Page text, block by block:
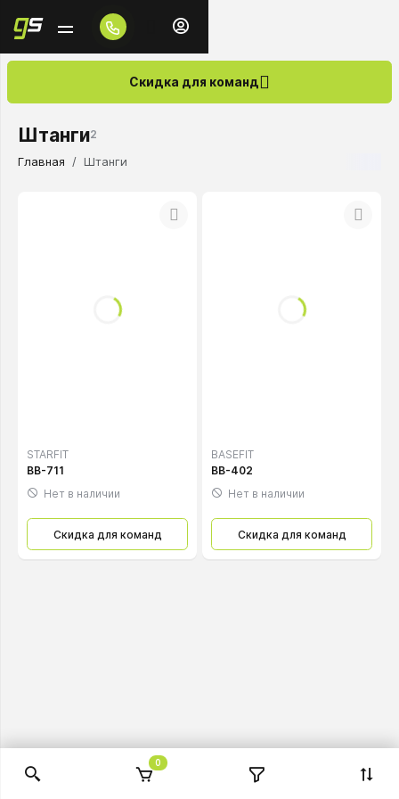
Скидка для команд
Штанги2
Главная Штанги
STARFIT
BB-711
Нет в наличии
Скидка для команд
BASEFIT
BB-402
Нет в наличии
Скидка для команд
0